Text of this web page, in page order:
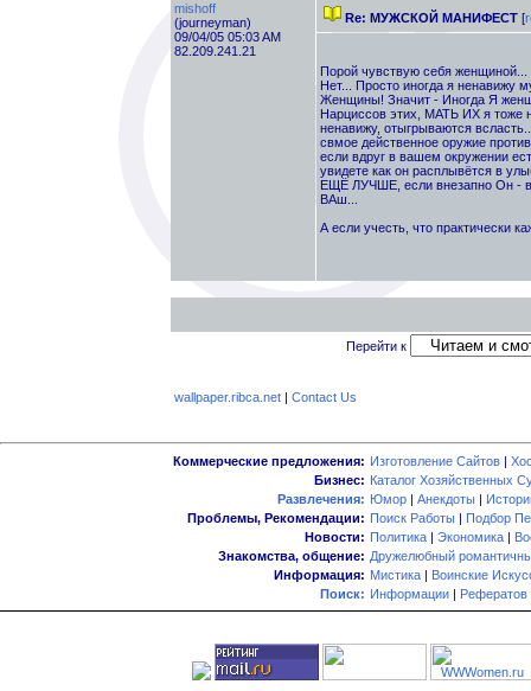
mishoff
(journeyman)
09/04/05 05:03 AM
82.209.241.21
Re: МУЖСКОЙ МАНИФЕСТ [
Порой чувствую себя
Нет... Просто иногда я ненавижу
Женщины! Значит - Иногда Я
Нарциссов этих, МАТЬ ИХ я тоже
ненавижу, отыгрываются
свмое действенное оружие
если вдруг в вашем окружении
увидете как он расплывётся в
ЕЩЁ ЛУЧШЕ, если внезапно Он -
ВАш...
А если учесть, что практически
Перейти к
wallpaper.ribca.net| Contact Us
Коммерческие предложения: Изготовление Сайтов |
Бизнес: Каталог Хозяйственных
Развлечения: Юмор | Анекдоты |
Проблемы, Рекомендации: Поиск Работы | Подбор
Новости: Политика | Экономика |
Знакомства, общение: Дружелюбный
Информация: Мистика | Воинские
Поиск: Информации | Рефератов